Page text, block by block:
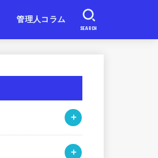
管理人コラム
SEARCH